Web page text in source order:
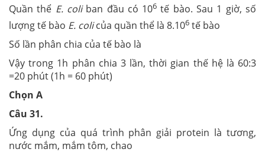
Quần thể E. coli ban đầu có 106 tế bào. Sau 1 giờ, số
lượng tế bào E. colicủa quần thể là 8.106 tế bào
Số lần phân chia của tế bào là
Vậy trong 1h phân chia 3 lần, thời gian thế hệ là 60:3
=20 phút (1h = 60 phút)
Chọn A
Câu 31.
Ứng dụng của quá trình phân giải protein là tương,
nước mắm, mắm tôm, chao